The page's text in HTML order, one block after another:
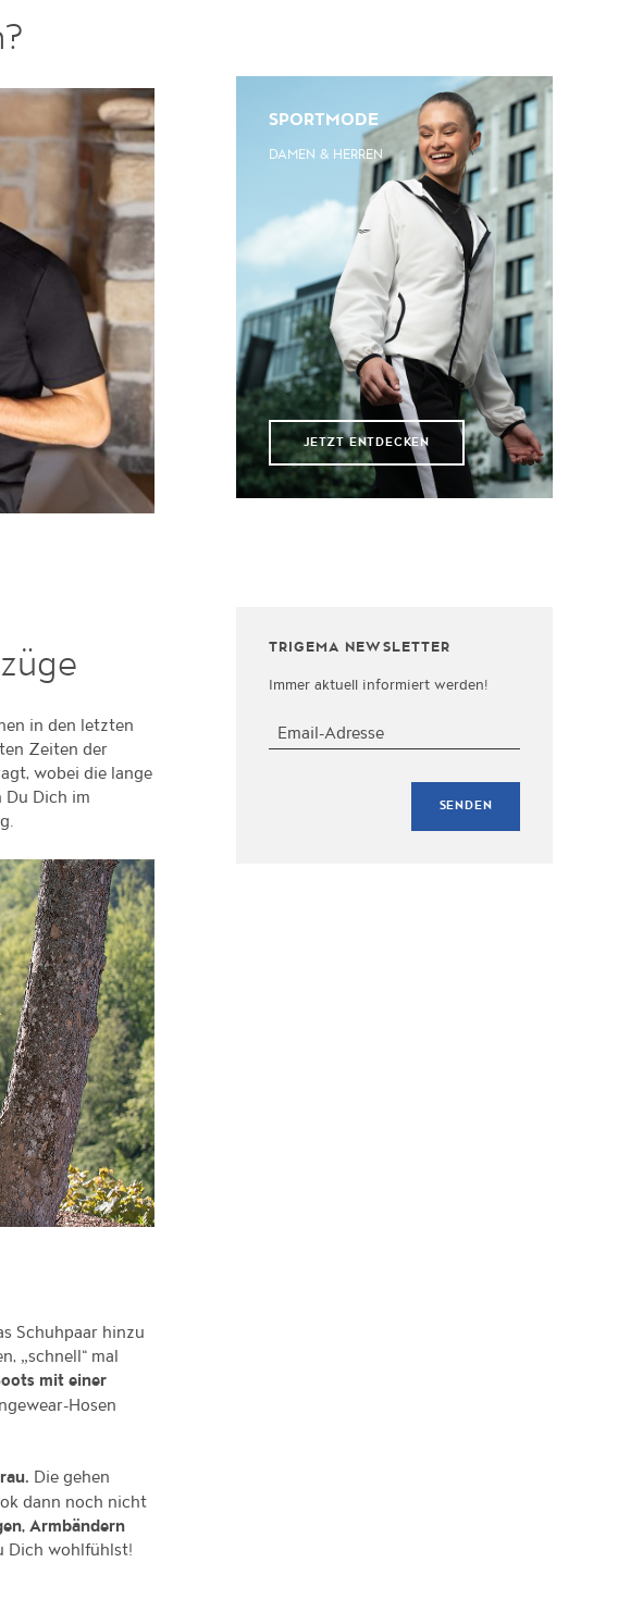
in den letzten
Zeiten der
wobei die lange
Du Dich im
Schuhpaar hinzu
„schnell“ mal
mit einer
Hosen
Die gehen
dann noch nicht
Armbändern
Dich wohlfühlst!
SPORTMODE
DAMEN & HERREN
JETZT ENTDECKEN
TRIGEMA NEWSLETTER
Immer aktuell informiert werden!
SENDEN